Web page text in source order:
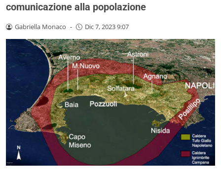
comunicazione alla popolazione
Gabriella Monaco - Dic 7, 2023 9:07